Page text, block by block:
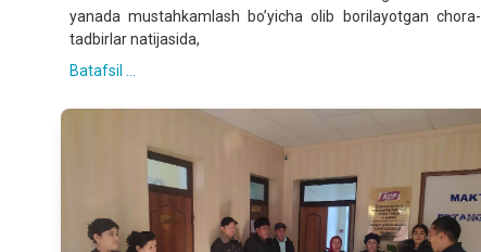
yanada mustahkamlash boʼyicha olib borilayotgan chora-
tadbirlar natijasida,
Batafsil ...